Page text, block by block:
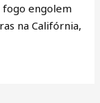
fogo engolem
na Califórnia,